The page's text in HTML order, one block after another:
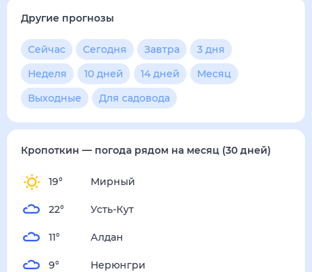
Другие прогнозы
Сейчас Сегодня Завтра
3 дня
Неделя
10 дней 14 дней
Месяц
Выходные
Для садовода
Кропоткин — погода рядом на месяц (30 дней)
19° Мирный
22° Усть-Кут
11° Алдан
9° Нерюнгри